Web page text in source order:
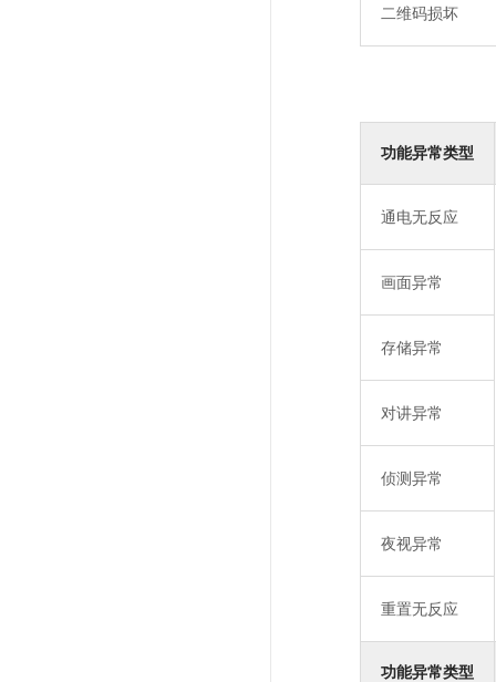
二维码损坏
功能异常类型
通电无反应
画面异常
存储异常
对讲异常
侦测异常
夜视异常
重置无反应
功能异常类型